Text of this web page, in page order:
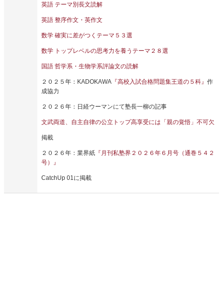
英語 テーマ別長文読解
英語 整序作文・英作文
数学 確実に差がつくテーマ５３選
数学 トップレベルの思考力を養うテーマ２８選
国語 哲学系・生物学系評論文の読解
２０２５年：KADOKAWA 『高校入試合格問題集王道の５科』 作
成協力
２０２６年：日経ウーマンにて塾長一柳の記事
文武両道、自主自律の公立トップ高享受には「親の覚悟」不可欠
掲載
２０２６年：業界紙 『月刊私塾界２０２６年６月号（通巻５４２
号）』
CatchUp 01に掲載